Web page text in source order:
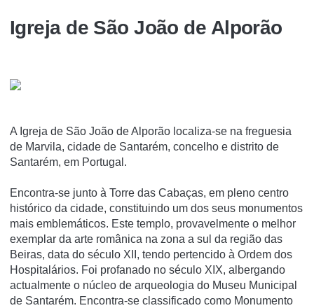
Igreja de São João de Alporão
A Igreja de São João de Alporão localiza-se na freguesia
de Marvila, cidade de Santarém, concelho e distrito de
Santarém, em Portugal.
Encontra-se junto à Torre das Cabaças, em pleno centro
histórico da cidade, constituindo um dos seus monumentos
mais emblemáticos. Este templo, provavelmente o melhor
exemplar da arte românica na zona a sul da região das
Beiras, data do século XII, tendo pertencido à Ordem dos
Hospitalários. Foi profanado no século XIX, albergando
actualmente o núcleo de arqueologia do Museu Municipal
de Santarém. Encontra-se classificado como Monumento